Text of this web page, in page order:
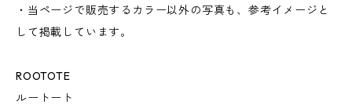
・当ページで販売するカラー以外の写真も、参考イメージと
して掲載しています。
ROOTOTE
ルートート